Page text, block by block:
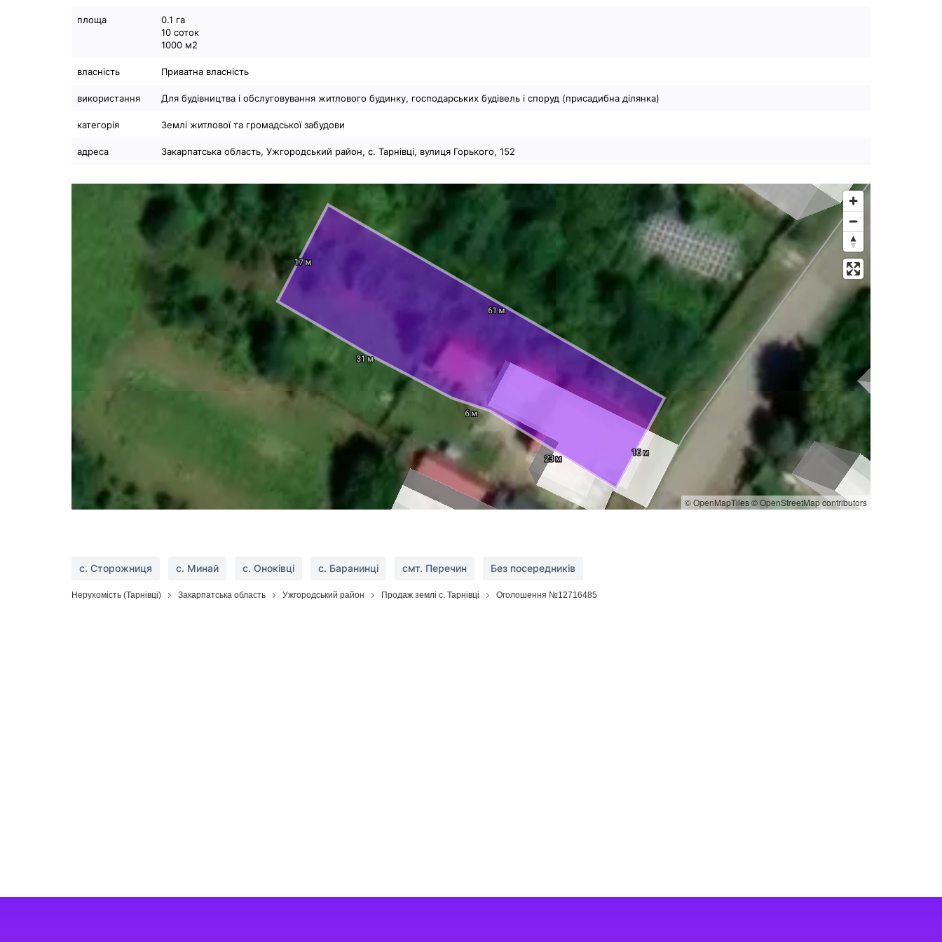
площа
0.1 га
10 соток
1000 м2
власність Приватна власність
використання Для будівництва і обслуговування житлового будинку, господарських будівель і споруд (присадибна ділянка)
категорія Землі житлової та громадської забудови
адреса Закарпатська область, Ужгородський район, с. Тарнівці, вулиця Горького, 152
© OpenMapTiles© OpenStreetMap contributors
с. Сторожниця с. Минай с. Оноківці с. Баранинці смт. Перечин Без посередників
Нерухомість (Тарнівці) Закарпатська область Ужгородський район Продаж землі с. Тарнівці Оголошення №12716485